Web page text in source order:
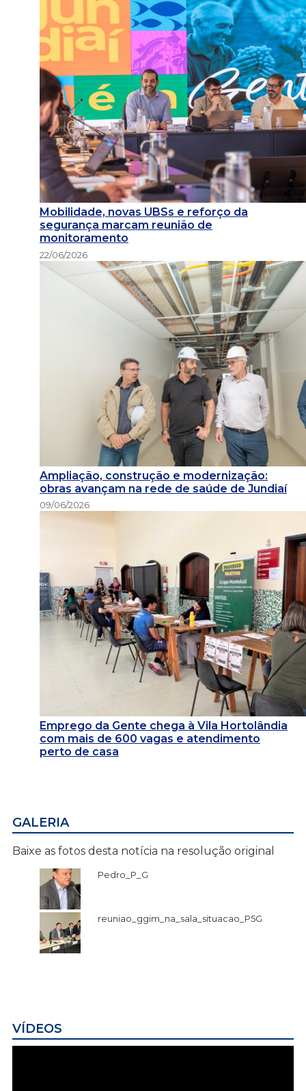
Mobilidade, novas UBSs e reforço da
segurança marcam reunião de
monitoramento
22/06/2026
Ampliação, construção e modernização:
obras avançam na rede de saúde de Jundiaí
09/06/2026
Emprego da Gente chega à Vila Hortolândia
com mais de 600 vagas e atendimento
perto de casa
GALERIA
Baixe as fotos desta notícia na resolução original
Pedro_P_G
reuniao_ggim_na_sala_situacao_P5G
VÍDEOS